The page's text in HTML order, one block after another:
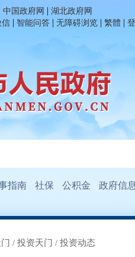
中国政府网 | 湖北政府网
信 | 智能问答 | 无障碍浏览 | 繁體 |
指南 社保 公积金 政府信
/ 投资天门 / 投资动态